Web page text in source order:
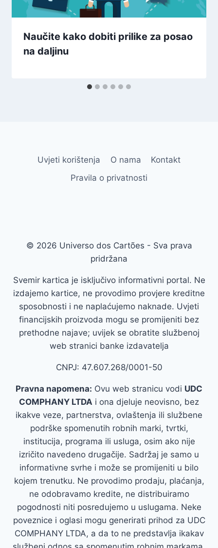
Naučite kako dobiti prilike za posao
na daljinu
Uvjeti korištenja O nama
Kontakt
Pravila o privatnosti
© 2026 Universo dos Cartões - Sva prava
pridržana
Svemir kartica je isključivo informativni portal. Ne
izdajemo kartice, ne provodimo provjere kreditne
sposobnosti i ne naplaćujemo naknade. Uvjeti
financijskih proizvoda mogu se promijeniti bez
prethodne najave; uvijek se obratite službenoj
web stranici banke izdavatelja
CNPJ: 47.607.268/0001-50
Pravna napomena: Ovu web stranicu vodi UDC
COMPHANY LTDA i ona djeluje neovisno, bez
ikakve veze, partnerstva, ovlaštenja ili službene
podrške spomenutih robnih marki, tvrtki,
institucija, programa ili usluga, osim ako nije
izričito navedeno drugačije. Sadržaj je samo u
informativne svrhe i može se promijeniti u bilo
kojem trenutku. Ne provodimo prodaju, plaćanja,
ne odobravamo kredite, ne distribuiramo
pogodnosti niti posredujemo u uslugama. Neke
poveznice i oglasi mogu generirati prihod za UDC
COMPHANY LTDA, a da to ne predstavlja ikakav